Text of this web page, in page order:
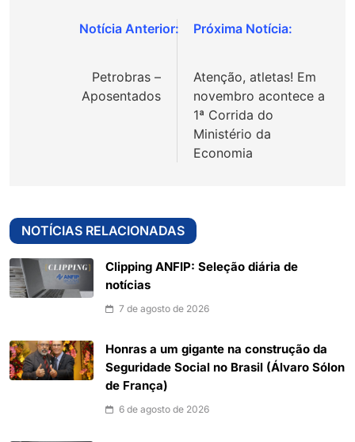
Navegação
Petrobras –
Aposentados
Atenção, atletas! Em
novembro acontece a
1ª Corrida do
Ministério da
Economia
NOTÍCIAS RELACIONADAS
Clipping ANFIP: Seleção diária de
notícias
7 de agosto de 2026
Honras a um gigante na construção da
Seguridade Social no Brasil (Álvaro Sólon
de França)
6 de agosto de 2026